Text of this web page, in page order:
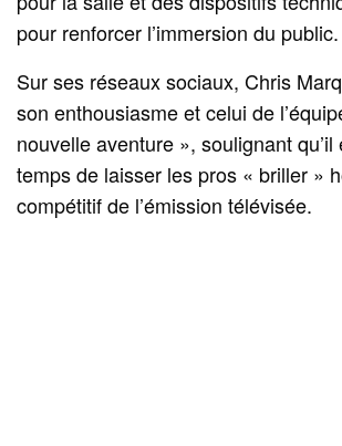
pour renforcer l’immersion du public.
Sur ses réseaux sociaux, Chris
son enthousiasme et celui de
nouvelle aventure », soulignant
temps de laisser les pros « briller »
compétitif de l’émission télévisée.